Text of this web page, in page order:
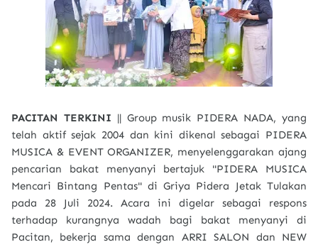
PACITAN TERKINI || Group musik PIDERA NADA, yang
telah aktif sejak 2004 dan kini dikenal sebagai PIDERA
MUSICA & EVENT ORGANIZER, menyelenggarakan ajang
pencarian bakat menyanyi bertajuk "PIDERA MUSICA
Mencari Bintang Pentas" di Griya Pidera Jetak Tulakan
pada 28 Juli 2024. Acara ini digelar sebagai respons
terhadap kurangnya wadah bagi bakat menyanyi di
Pacitan, bekerja sama dengan ARRI SALON dan NEW